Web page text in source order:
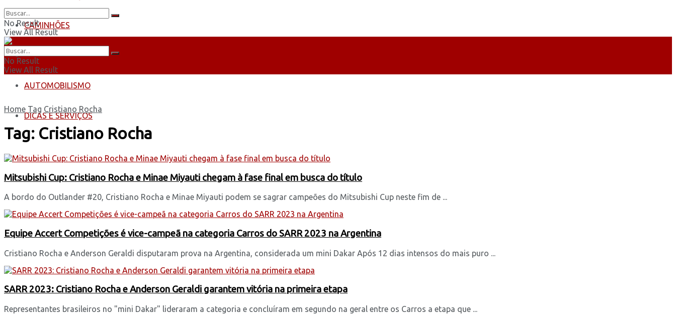
CAMINHÕES
ÔNIBUS
AUTOMOBILISMO
DICAS E SERVIÇOS
No Result
View All Result
No Result
View All Result
Home Tag Cristiano Rocha
Tag: Cristiano Rocha
Mitsubishi Cup: Cristiano Rocha e Minae Miyauti chegam à fase final em busca do título
A bordo do Outlander #20, Cristiano Rocha e Minae Miyauti podem se sagrar campeões do Mitsubishi Cup neste fim de ...
Equipe Accert Competições é vice-campeã na categoria Carros do SARR 2023 na Argentina
Cristiano Rocha e Anderson Geraldi disputaram prova na Argentina, considerada um mini Dakar Após 12 dias intensos do mais puro ...
SARR 2023: Cristiano Rocha e Anderson Geraldi garantem vitória na primeira etapa
Representantes brasileiros no "mini Dakar" lideraram a categoria e concluíram em segundo na geral entre os Carros a etapa que ...